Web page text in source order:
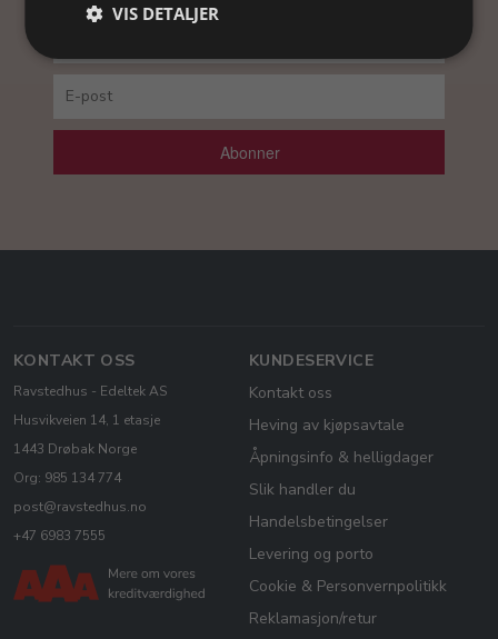
Abonner
KONTAKT OSS
Ravstedhus - Edeltek AS
Husvikveien 14, 1 etasje
1443 Drøbak Norge
Org: 985 134 774
post@ravstedhus.no
+47 6983 7555
KUNDESERVICE
Kontakt oss
Heving av kjøpsavtale
Åpningsinfo & helligdager
Slik handler du
Handelsbetingelser
Levering og porto
Cookie & Personvernpolitikk
Reklamasjon/retur
VIS DETALJER